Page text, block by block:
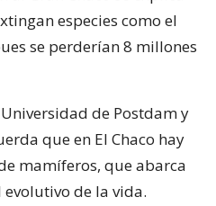
especies como el
se perderían 8 millones
de Postdam y
que en El Chaco hay
mamíferos, que abarca
de la vida.